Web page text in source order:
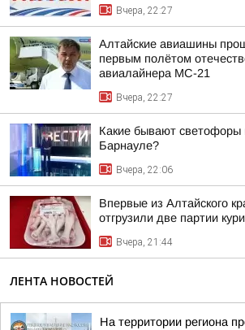
Вчера, 22:27
Алтайские авиашины
первым полётом
авиалайнера МС-21
Вчера, 22:27
Какие бывают светофоры
Барнауле?
Вчера, 22:06
Впервые из Алтайского
отгрузили две партии
Вчера, 21:44
ЛЕНТА НОВОСТЕЙ
На территории региона